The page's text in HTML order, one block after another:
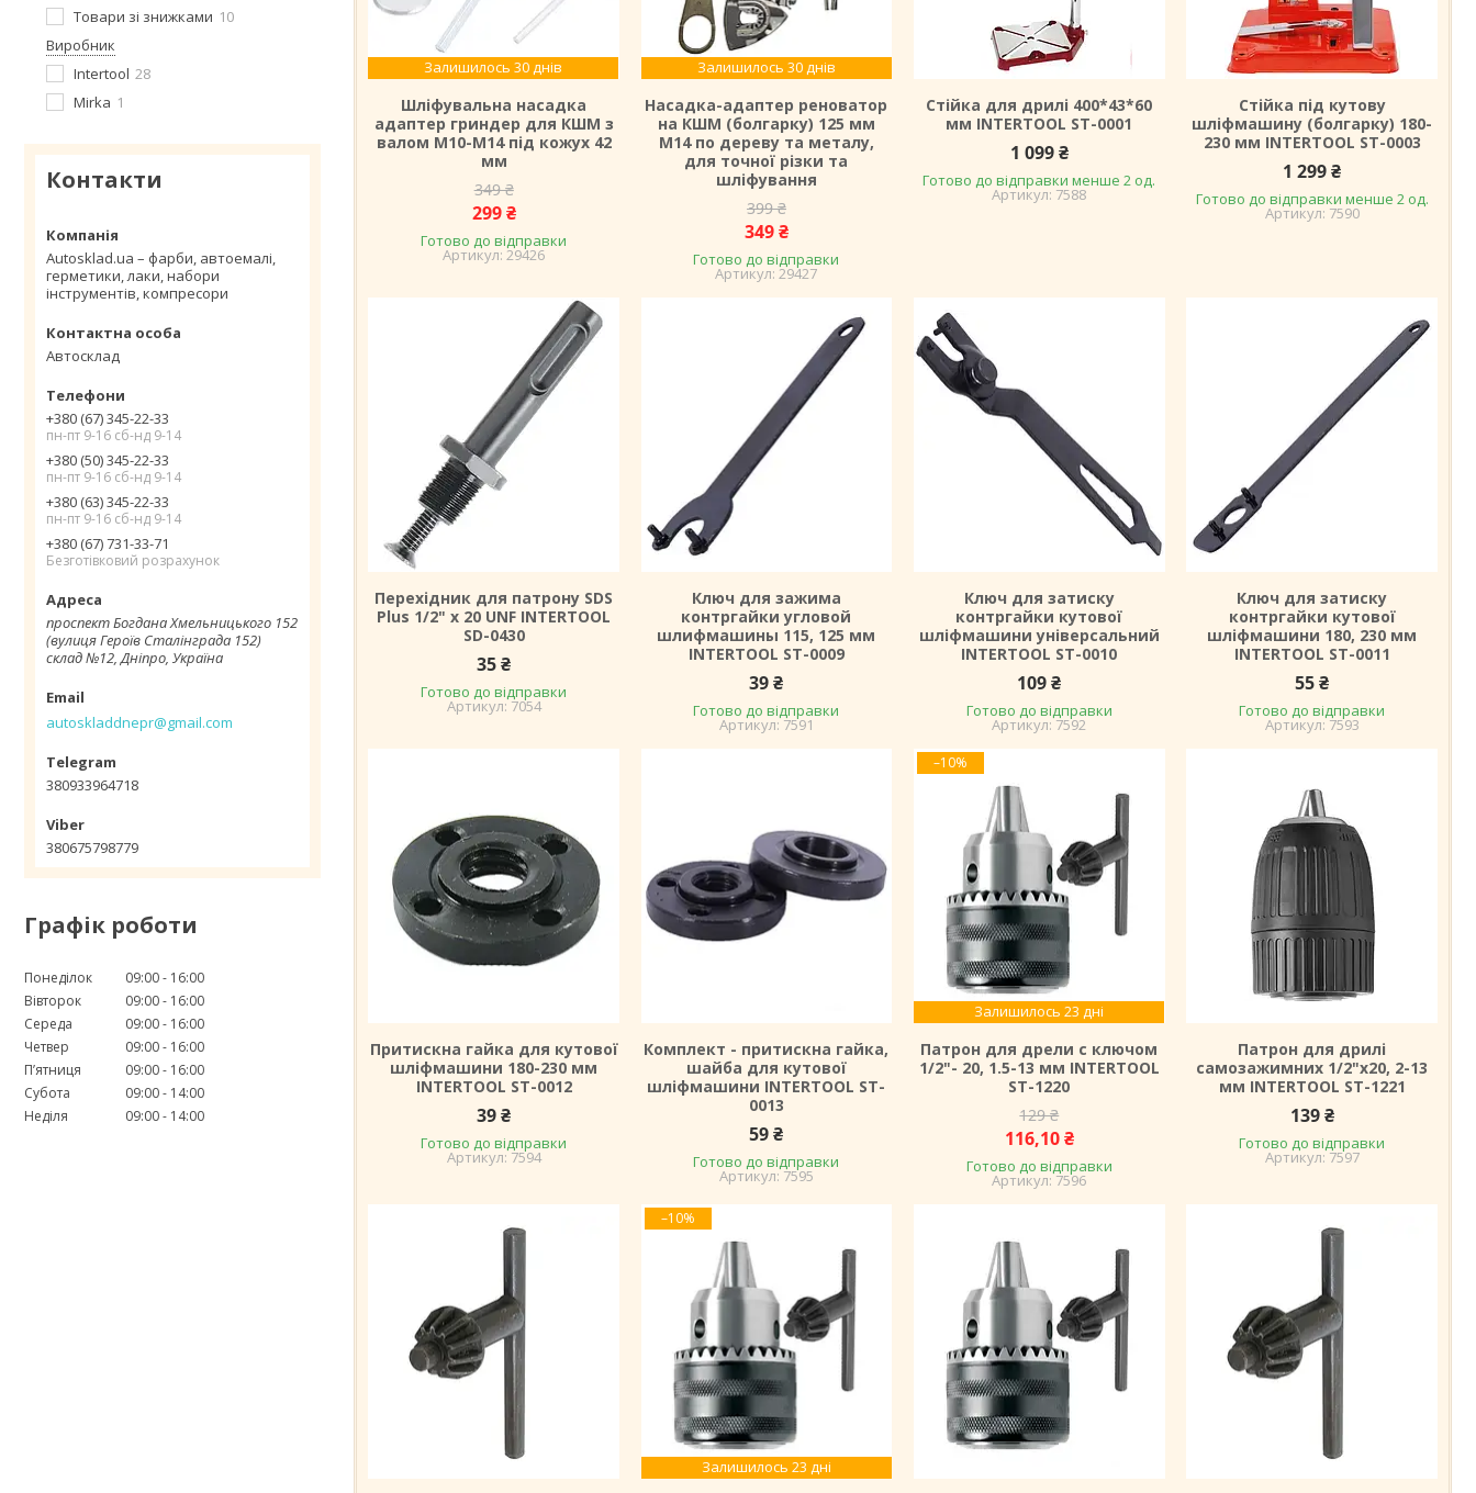
Товари зі знижками 10
Виробник
Intertool 28
Mirka 1
Контакти
Autosklad.ua – фарби, автоемалі,
герметики, лаки, набори
інструментів, компресори
Автосклад
+380 (67) 345-22-33
пн-пт 9-16 сб-нд 9-14
+380 (50) 345-22-33
пн-пт 9-16 сб-нд 9-14
+380 (63) 345-22-33
пн-пт 9-16 сб-нд 9-14
+380 (67) 731-33-71
Безготівковий розрахунок
проспект Богдана Хмельницького 152
(вулиця Героїв Сталінграда 152)
склад №12, Дніпро, Україна
autoskladdnepr@gmail.com
380933964718
380675798779
Графік роботи
Понеділок 09:00
16:00
Вівторок
09:00
16:00
Середа
09:00
16:00
Четвер
09:00
16:00
Пʼятниця
09:00
16:00
Субота
09:00
14:00
Неділя
09:00 14:00
Залишилось 30 днів
Шліфувальна насадка
адаптер гриндер для КШМ з
валом M10-М14 під кожух 42
мм
349 ₴
299 ₴
Готово до відправки
29426
Залишилось 30 днів
Насадка-адаптер реноватор
на КШМ (болгарку) 125 мм
M14 по дереву та металу,
для точної різки та
шліфування
399 ₴
349 ₴
Готово до відправки
29427
Стійка для дрилі 400*43*60
мм INTERTOOL ST-0001
1 099 ₴
Готово до відправки менше 2 од.
7588
Стійка під кутову
шліфмашину (болгарку) 180-
230 мм INTERTOOL ST-0003
1 299 ₴
Готово до відправки менше 2 од.
7590
Перехідник для патрону SDS
Plus 1/2" x 20 UNF INTERTOOL
SD-0430
35 ₴
Готово до відправки
7054
Ключ для зажима
контргайки угловой
шлифмашины 115, 125 мм
INTERTOOL ST-0009
39 ₴
Готово до відправки
7591
Ключ для затиску
контргайки кутової
шліфмашини універсальний
INTERTOOL ST-0010
109 ₴
Готово до відправки
7592
Ключ для затиску
контргайки кутової
шліфмашини 180, 230 мм
INTERTOOL ST-0011
55 ₴
Готово до відправки
7593
Притискна гайка для кутової
шліфмашини 180-230 мм
INTERTOOL ST-0012
39 ₴
Готово до відправки
7594
Комплект - притискна гайка,
шайба для кутової
шліфмашини INTERTOOL ST-
0013
59 ₴
Готово до відправки
7595
–10%
Залишилось 23 дні
Патрон для дрели с ключом
1/2"- 20, 1.5-13 мм INTERTOOL
ST-1220
129 ₴
116,10 ₴
Готово до відправки
7596
Патрон для дрилі
самозажимних 1/2"x20, 2-13
мм INTERTOOL ST-1221
139 ₴
Готово до відправки
7597
–10%
Залишилось 23 дні